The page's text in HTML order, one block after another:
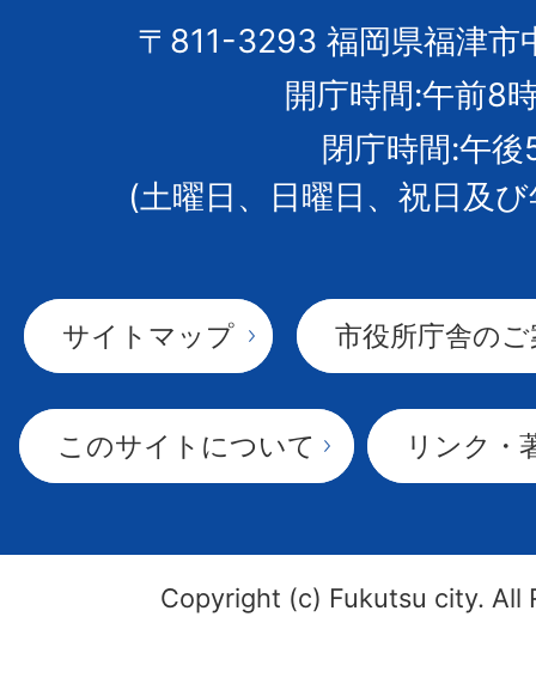
市
章
〒811-3293 福岡県福津市
開庁時間:午前8
閉庁時間:午後
(土曜日、日曜日、祝日及
サイトマップ 市役所庁舎の
このサイトについて リンク・
Copyright (c) Fukutsu city. All